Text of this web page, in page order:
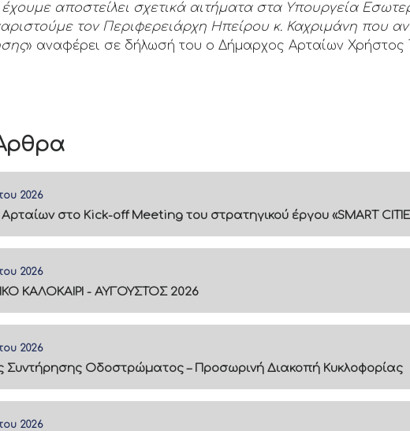
2026
στο Kick-off Meeting του στρατηγικού έργου «SMART
2026
ΚΑΛΟΚΑΙΡΙ - ΑΥΓΟΥΣΤΟΣ 2026
2026
Συντήρησης Οδοστρώματος – Προσωρινή Διακοπή Κυκλοφορίας
2026
αποστείλει σχετικά αιτήματα στα Υπουργεία
τον Περιφερειάρχη Ηπείρου κ. Καχριμάνη που
» αναφέρει σε δήλωσή του ο Δήμαρχος Αρταίων Χρήστος